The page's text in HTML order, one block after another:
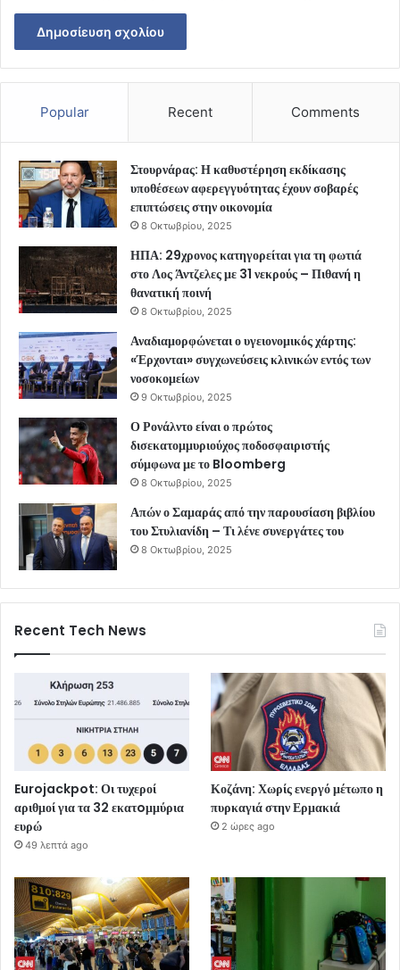
Popular Recent Comments
Στουρνάρας: Η καθυστέρηση εκδίκασης
υποθέσεων αφερεγγυότητας έχουν σοβαρές
επιπτώσεις στην οικονομία
8 Οκτωβρίου, 2025
ΗΠΑ: 29χρονος κατηγορείται για τη φωτιά
στο Λος Άντζελες με 31 νεκρούς – Πιθανή η
θανατική ποινή
8 Οκτωβρίου, 2025
Αναδιαμορφώνεται ο υγειονομικός χάρτης:
«Έρχονται» συγχωνεύσεις κλινικών εντός των
νοσοκομείων
9 Οκτωβρίου, 2025
Ο Ρονάλντο είναι ο πρώτος
δισεκατομμυριούχος ποδοσφαιριστής
σύμφωνα με το Bloomberg
8 Οκτωβρίου, 2025
Απών ο Σαμαράς από την παρουσίαση βιβλίου
του Στυλιανίδη – Τι λένε συνεργάτες του
8 Οκτωβρίου, 2025
Recent Tech News
Eurojackpot: Οι τυχεροί
αριθμοί για τα 32 εκατoμμύρια
ευρώ
49 λεπτά ago
Κοζάνη: Χωρίς ενεργό μέτωπο η
πυρκαγιά στην Ερμακιά
2 ώρες ago